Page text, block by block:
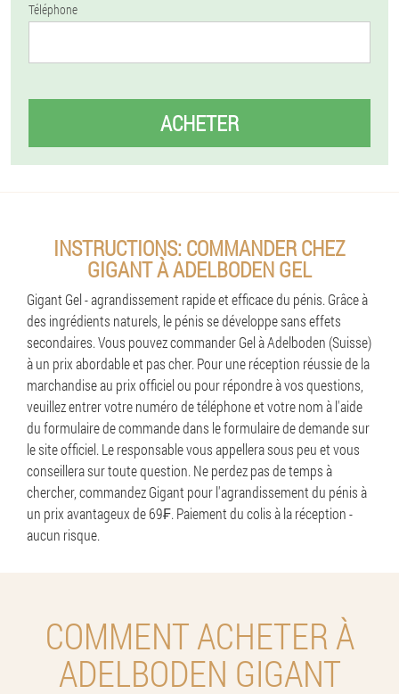
Téléphone
ACHETER
INSTRUCTIONS: COMMANDER CHEZ
GIGANT À ADELBODEN GEL
Gigant Gel - agrandissement rapide et efficace du pénis. Grâce à
des ingrédients naturels, le pénis se développe sans effets
secondaires. Vous pouvez commander Gel à Adelboden (Suisse)
à un prix abordable et pas cher. Pour une réception réussie de la
marchandise au prix officiel ou pour répondre à vos questions,
veuillez entrer votre numéro de téléphone et votre nom à l'aide
du formulaire de commande dans le formulaire de demande sur
le site officiel. Le responsable vous appellera sous peu et vous
conseillera sur toute question. Ne perdez pas de temps à
chercher, commandez Gigant pour l'agrandissement du pénis à
un prix avantageux de 69₣. Paiement du colis à la réception -
aucun risque.
COMMENT ACHETER À
ADELBODEN GIGANT